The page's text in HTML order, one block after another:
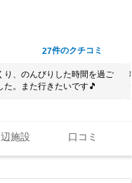
辺施設 口コミ
27件のクチコミ
り、のんびりした時間を過ご
た。また行きたいです🎵